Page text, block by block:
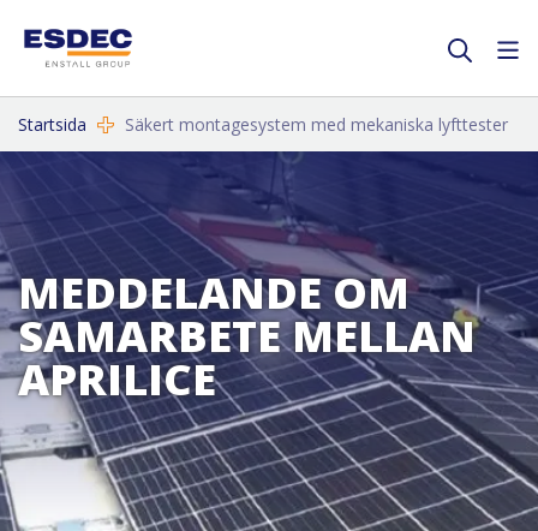
Startsida Säkert montagesystem med mekaniska lyfttester
MEDDELANDE OM
SAMARBETE MELLAN
APRILICE